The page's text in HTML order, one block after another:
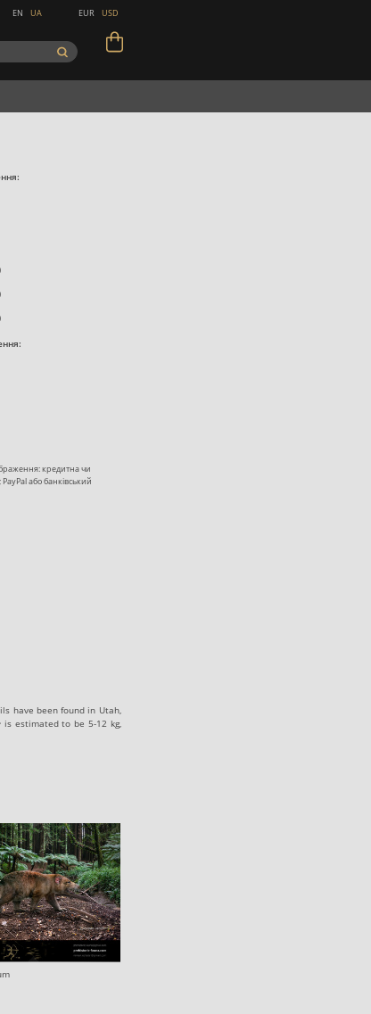
EN UA EUR USD
кредитна чи
або банківський
have been found in Utah,
is estimated to be 5-12 kg,